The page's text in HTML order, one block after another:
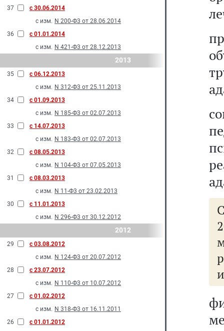
37
с 30.06.2014
с изм. N 200-Ф3 от 28.06.2014
36
с 01.01.2014
с изм. N 421-Ф3 от 28.12.2013
2013
35
с 06.12.2013
с изм. N 312-Ф3 от 25.11.2013
34
с 01.09.2013
с изм. N 185-Ф3 от 02.07.2013
33
с 14.07.2013
с изм. N 183-Ф3 от 02.07.2013
32
с 08.05.2013
с изм. N 104-Ф3 от 07.05.2013
31
с 08.03.2013
с изм. N 11-Ф3 от 23.02.2013
30
с 11.01.2013
с изм. N 296-Ф3 от 30.12.2012
2012
29
с 03.08.2012
с изм. N 124-Ф3 от 20.07.2012
28
с 23.07.2012
с изм. N 110-Ф3 от 10.07.2012
27
с 01.02.2012
с изм. N 318-Ф3 от 16.11.2011
26
с 01.01.2012